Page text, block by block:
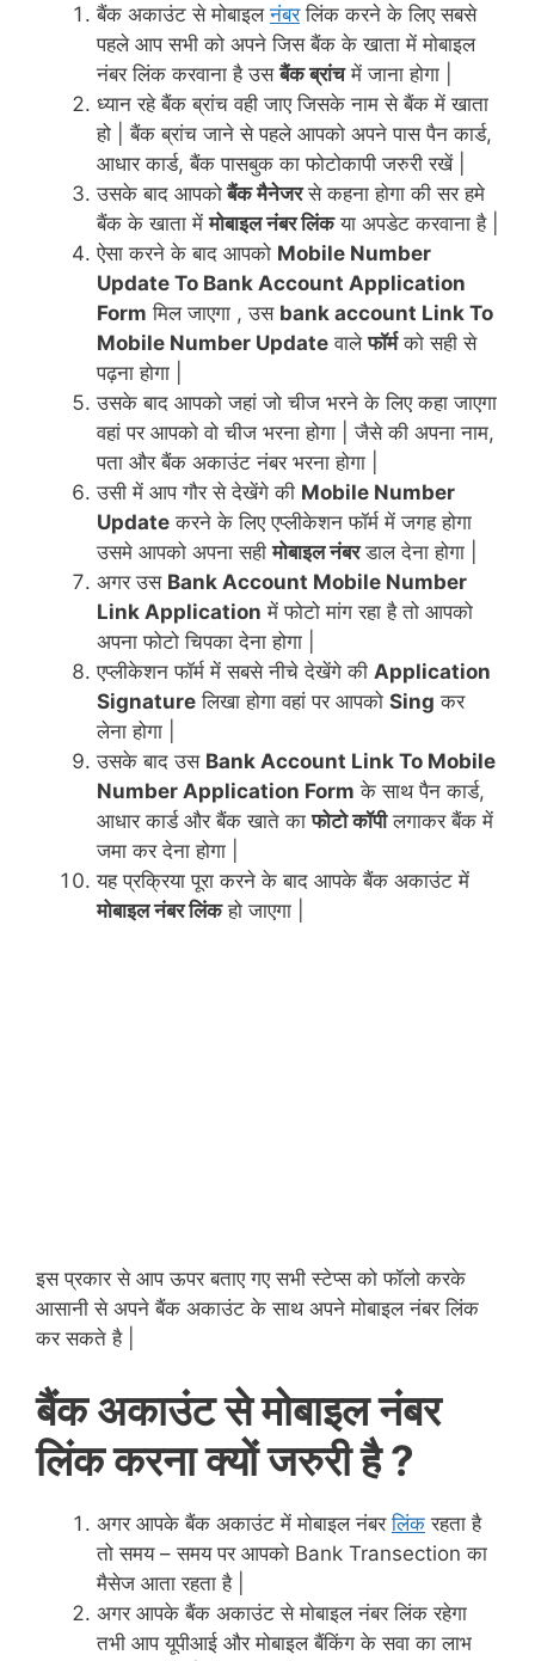
बैंक अकाउंट से मोबाइलनंबरलिंक करने के लिए सबसे
पहले आप सभी को अपने जिस बैंक के खाता में मोबाइल
नंबर लिंक करवाना है उसबैंक ब्रांचमें जाना होगा |
ध्यान रहे बैंक ब्रांच वही जाए जिसके नाम से बैंक में खाता
हो | बैंक ब्रांच जाने से पहले आपको अपने पास पैन कार्ड,
आधार कार्ड, बैंक पासबुक का फोटोकापी जरुरी रखें |
उसके बाद आपकोबैंक मैनेजरसे कहना होगा की सर हमे
बैंक के खाता मेंमोबाइल नंबर लिंकया अपडेट करवाना है |
ऐसा करने के बाद आपको Mobile Number
Update To Bank Account Application
Form मिल जाएगा , उस bank account Link To
Mobile Number Update वालेफॉर्मको सही से
पढ़ना होगा |
उसके बाद आपको जहां जो चीज भरने के लिए कहा जाएगा
वहां पर आपको वो चीज भरना होगा | जैसे की अपना नाम,
पता और बैंक अकाउंट नंबर भरना होगा |
उसी में आप गौर से देखेंगे की Mobile Number
Update करने के लिए एप्लीकेशन फॉर्म में जगह होगा
उसमे आपको अपना सहीमोबाइल नंबरडाल देना होगा |
अगर उस Bank Account Mobile Number
Link Application में फोटो मांग रहा है तो आपको
अपना फोटो चिपका देना होगा |
एप्लीकेशन फॉर्म में सबसे नीचे देखेंगे की Application
Signature लिखा होगा वहां पर आपको Sing कर
लेना होगा |
उसके बाद उस Bank Account Link To Mobile
Number Application Form के साथ पैन कार्ड,
आधार कार्ड और बैंक खाते काफोटो कॉपीलगाकर बैंक में
जमा कर देना होगा |
यह प्रक्रिया पूरा करने के बाद आपके बैंक अकाउंट में
मोबाइल नंबर लिंकहो जाएगा |
इस प्रकार से आप ऊपर बताए गए सभी स्टेप्स को फॉलो करके
आसानी से अपने बैंक अकाउंट के साथ अपने मोबाइल नंबर लिंक
कर सकते है |
बैंक अकाउंट से मोबाइल नंबर
लिंक करना क्यों जरुरी है ?
अगर आपके बैंक अकाउंट में मोबाइल नंबरलिंक रहता है
तो समय – समय पर आपको Bank Transection का
मैसेज आता रहता है |
अगर आपके बैंक अकाउंट से मोबाइल नंबर लिंक रहेगा
तभी आप यूपीआई और मोबाइल बैंकिंग के सवा का लाभ